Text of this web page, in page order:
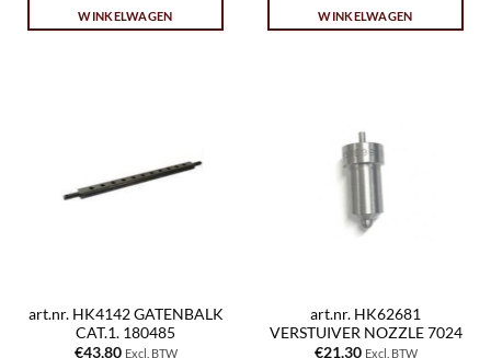
WINKELWAGEN
WINKELWAGEN
art.nr. HK4142 GATENBALK
CAT.1. 180485
€43,80 Excl. BTW
art.nr. HK62681
VERSTUIVER NOZZLE 7024
€21,30 Excl. BTW